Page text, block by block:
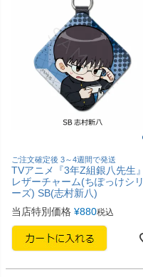
ご注文確定後 3～4週間で発送
TVアニメ『3年Z組銀八先生』
レザーチャーム(ちぽっけシリ
ーズ) SB(志村新八)
当店特別価格 ¥880税込